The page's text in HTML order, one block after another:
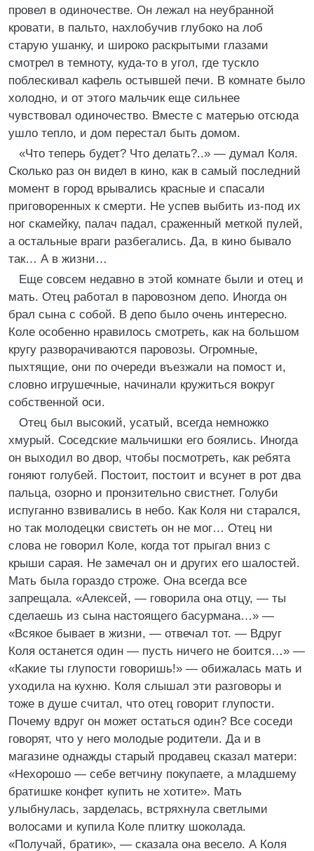
провел в одиночестве. Он лежал на неубранной
кровати, в пальто, нахлобучив глубоко на лоб
старую ушанку, и широко раскрытыми глазами
смотрел в темноту, куда-то в угол, где тускло
поблескивал кафель остывшей печи. В комнате было
холодно, и от этого мальчик еще сильнее
чувствовал одиночество. Вместе с матерью отсюда
ушло тепло, и дом перестал быть домом.
«Что теперь будет? Что делать?..» — думал Коля.
Сколько раз он видел в кино, как в самый последний
момент в город врывались красные и спасали
приговоренных к смерти. Не успев выбить из-под их
ног скамейку, палач падал, сраженный меткой пулей,
а остальные враги разбегались. Да, в кино бывало
так… А в жизни…
Еще совсем недавно в этой комнате были и отец и
мать. Отец работал в паровозном депо. Иногда он
брал сына с собой. В депо было очень интересно.
Коле особенно нравилось смотреть, как на большом
кругу разворачиваются паровозы. Огромные,
пыхтящие, они по очереди въезжали на помост и,
словно игрушечные, начинали кружиться вокруг
собственной оси.
Отец был высокий, усатый, всегда немножко
хмурый. Соседские мальчишки его боялись. Иногда
он выходил во двор, чтобы посмотреть, как ребята
гоняют голубей. Постоит, постоит и всунет в рот два
пальца, озорно и пронзительно свистнет. Голуби
испуганно взвивались в небо. Как Коля ни старался,
но так молодецки свистеть он не мог… Отец ни
слова не говорил Коле, когда тот прыгал вниз с
крыши сарая. Не замечал он и других его шалостей.
Мать была гораздо строже. Она всегда все
запрещала. «Алексей, — говорила она отцу, — ты
сделаешь из сына настоящего басурмана…» —
«Всякое бывает в жизни, — отвечал тот. — Вдруг
Коля останется один — пусть ничего не боится…» —
«Какие ты глупости говоришь!» — обижалась мать и
уходила на кухню. Коля слышал эти разговоры и
тоже в душе считал, что отец говорит глупости.
Почему вдруг он может остаться один? Все соседи
говорят, что у него молодые родители. Да и в
магазине однажды старый продавец сказал матери:
«Нехорошо — себе ветчину покупаете, а младшему
братишке конфет купить не хотите». Мать
улыбнулась, зарделась, встряхнула светлыми
волосами и купила Коле плитку шоколада.
«Получай, братик», — сказала она весело. А Коля